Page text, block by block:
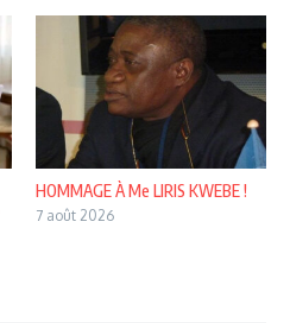
HOMMAGE À Me LIRIS KWEBE !
7 août 2026